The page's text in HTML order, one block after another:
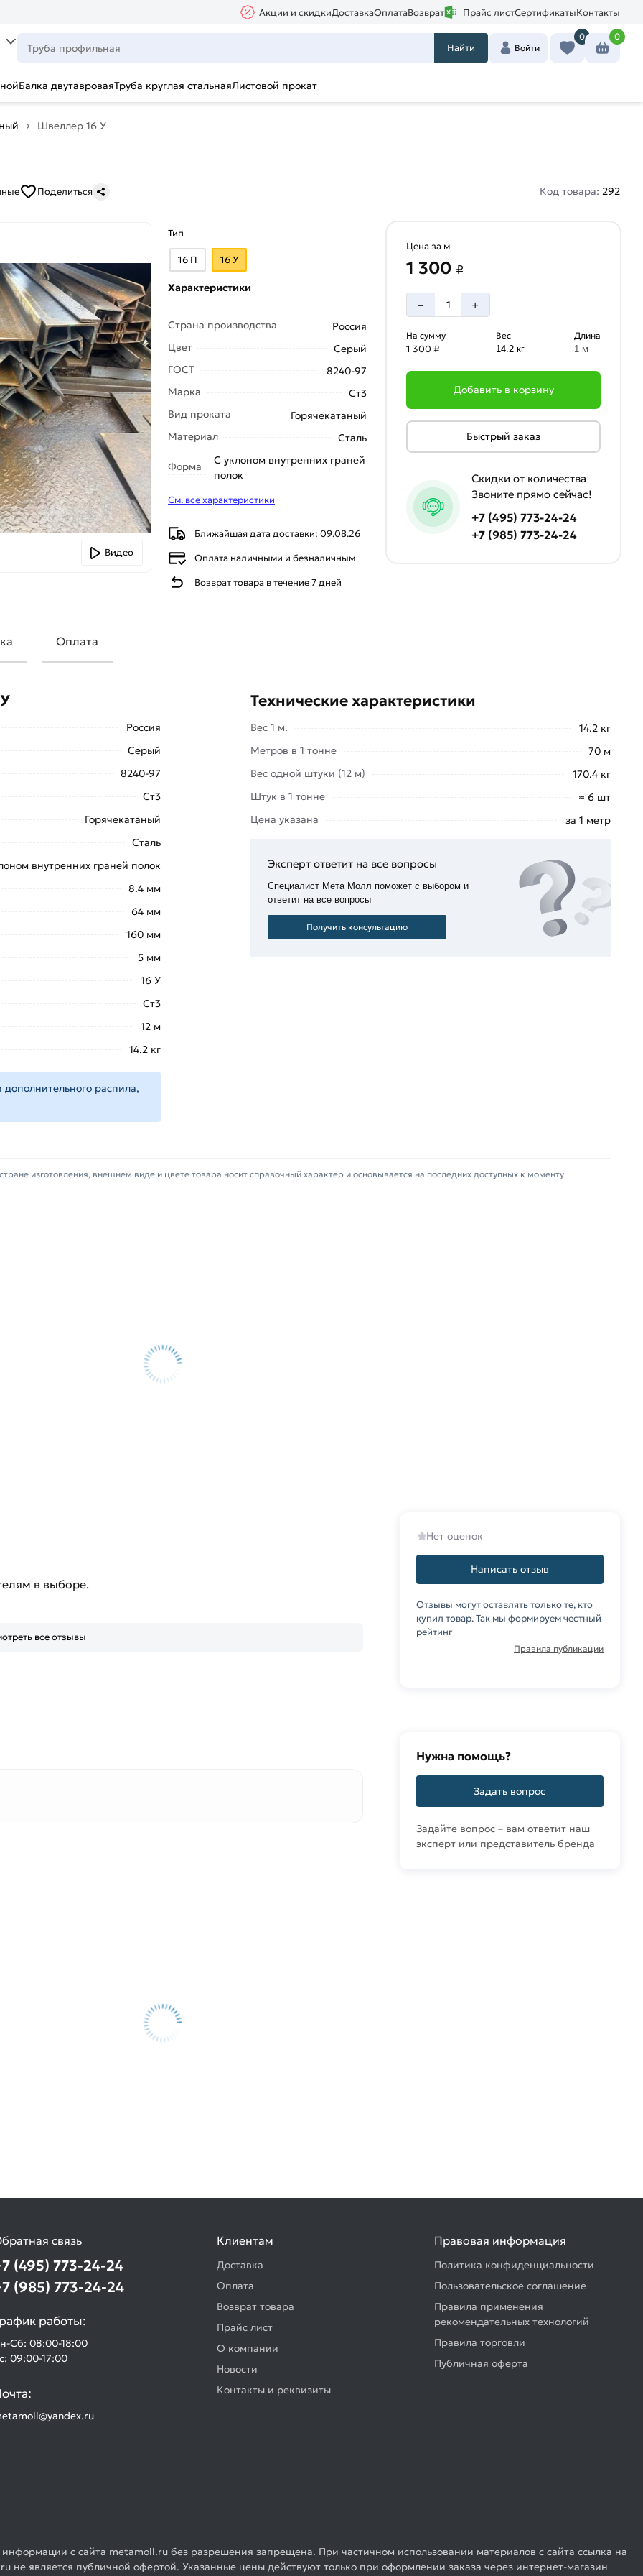
Акции и скидкиДоставкаОплатаВозврат Прайс листСертификатыКонтакты
Найти Войти
0 0
Балка двутавроваяТруба круглая стальнаяЛистовой прокат
Швеллер 16 У
Поделиться Код товара: 292
Видео
Тип
16 П 16 У
Характеристики
Страна производства
Россия
Цвет
Серый
ГОСТ
8240-97
Марка
Ст3
Вид проката
Горячекатаный
Материал
Сталь
Форма
С уклоном внутренних граней
полок
См. все характеристики
Ближайшая дата доставки: 09.08.26
Оплата наличными и безналичным
Возврат товара в течение 7 дней
Цена за м
1 300 ₽
– +
На сумму
1 300 ₽
Вес
14.2 кг
Длина
1 м
Добавить в корзину
Быстрый заказ
Скидки от количества
Звоните прямо сейчас!
+7 (495) 773-24-24
+7 (985) 773-24-24
Оплата
изделий, входящая в состав
различных кровельных
сооружений. Вообще, швеллер
входящих в состав фасонного
машиностроении,
купить позвонив по контактам
Швеллер горячекатаный
менеджеры обработают заказ и свяжутся с Вами для согласования условий доставки или
соответствует всем стандартам качества. Возврат купленного товарa в течение 14 дней
Россия
Серый
8240-97
Ст3
Горячекатаный
Сталь
внутренних граней полок
8.4 мм
64 мм
160 мм
5 мм
16 У
Ст3
12 м
14.2 кг
распила,
Технические характеристики
Вес 1 м.
14.2 кг
Метров в 1 тонне
70 м
Вес одной штуки (12 м)
170.4 кг
Штук в 1 тонне
≈ 6 шт
Цена указана
за 1 метр
Эксперт ответит на все вопросы
Специалист Мета Молл поможет с выбором и
ответит на все вопросы
Получить консультацию
изготовления, внешнем виде и цвете товара носит справочный характер и основывается на последних доступных к моменту
в выборе.
все отзывы
Нет оценок
Написать отзыв
Отзывы могут оставлять только те, кто
купил товар. Так мы формируем честный
рейтинг
Правила публикации
Нужна помощь?
Задать вопрос
Задайте вопрос – вам ответит наш
эксперт или представитель бренда
связь
(495) 773-24-24
(985) 773-24-24
работы:
Сб: 08:00-18:00
09:00-17:00
Клиентам
Доставка
Оплата
Возврат товара
Прайс лист
О компании
Новости
Контакты и реквизиты
Правовая информация
Политика конфиденциальности
Пользовательское соглашение
Правила применения
рекомендательных технологий
Правила торговли
Публичная оферта
с сайта metamoll.ru без разрешения запрещена. При частичном использовании материалов с сайта ссылка на
не является публичной офертой. Указанные цены действуют только при оформлении заказа через интернет-магазин